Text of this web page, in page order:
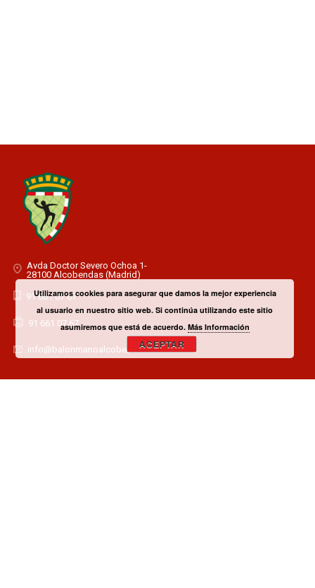
Avda Doctor Severo Ochoa 1-
28100 Alcobendas (Madrid)
91 661 07 67
91 661 07 67
info@balonmanoalcobendas.es
Utilizamos cookies para asegurar que damos la mejor experiencia
al usuario en nuestro sitio web. Si continúa utilizando este sitio
asumiremos que está de acuerdo. Más Información
ACEPTAR